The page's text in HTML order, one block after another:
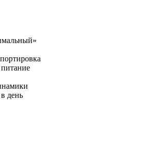
день